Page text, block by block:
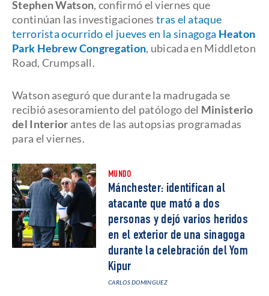
Stephen Watson, confirmó el viernes que
continúan las investigacionestras el ataque
terrorista ocurrido el jueves en la sinagoga Heaton
Park Hebrew Congregation, ubicada en Middleton
Road, Crumpsall.
Watson aseguró que durante la madrugada se
recibió asesoramiento del patólogo del Ministerio
del Interior antes de las autopsias programadas
para el viernes.
MUNDO
Mánchester: identifican al
atacante que mató a dos
personas y dejó varios heridos
en el exterior de una sinagoga
durante la celebración del Yom
Kipur
CARLOS DOMINGUEZ